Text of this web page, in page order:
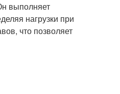
выполняет
нагрузки при
что позволяет